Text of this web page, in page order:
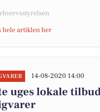
hele artiklen her
14-08-2020 14:00
uges lokale